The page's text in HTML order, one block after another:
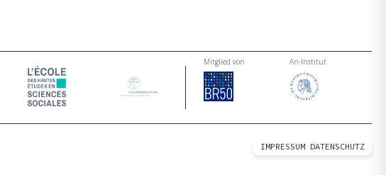
Mitglied von An-Institut
IMPRESSUM DATENSCHUTZ